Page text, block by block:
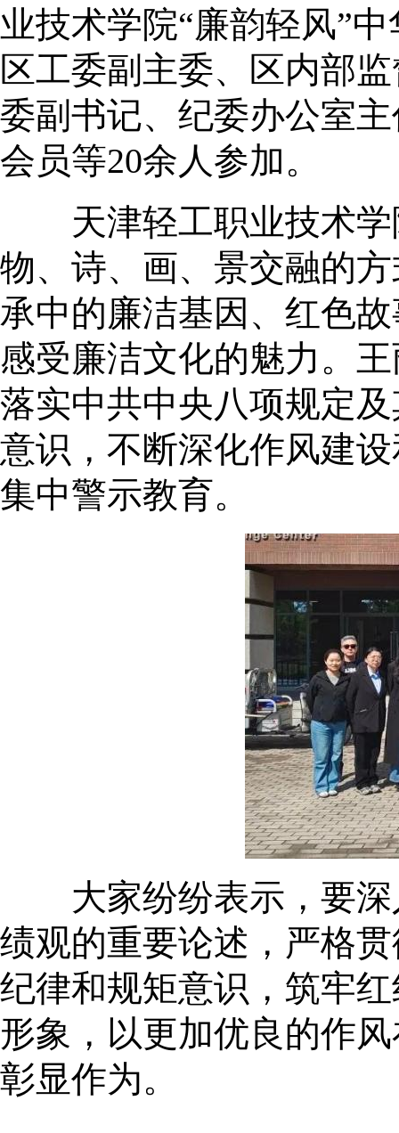
业技术学院“廉韵轻风”
区工委副主委、区内部
委副书记、纪委办公室
会员等20余人参加。
天津轻工职业技术学
物、诗、画、景交融的
承中的廉洁基因、红色
感受廉洁文化的魅力。
落实中共中央八项规定
意识，不断深化作风建
集中警示教育。
大家纷纷表示，要深
绩观的重要论述，严格
纪律和规矩意识，筑牢
形象，以更加优良的作
彰显作为。